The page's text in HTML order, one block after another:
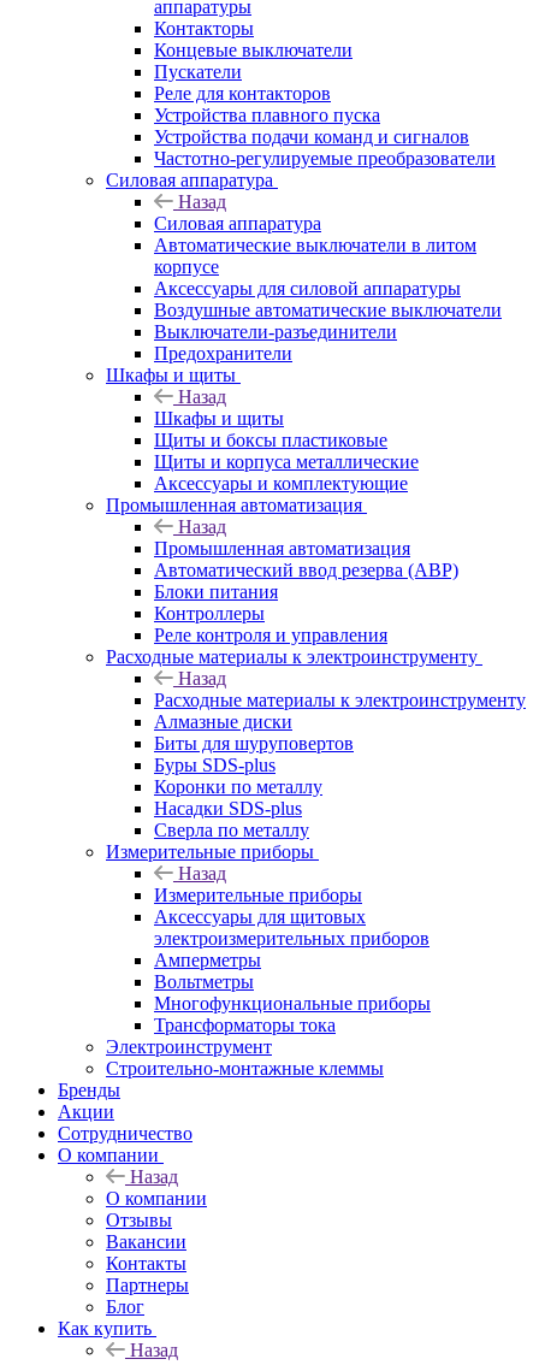
аппаратуры
Контакторы
Концевые выключатели
Пускатели
Реле для контакторов
Устройства плавного пуска
Устройства подачи команд и сигналов
Частотно-регулируемые преобразователи
Силовая аппаратура
Назад
Силовая аппаратура
Автоматические выключатели в литом
корпусе
Аксессуары для силовой аппаратуры
Воздушные автоматические выключатели
Выключатели-разъединители
Предохранители
Шкафы и щиты
Назад
Шкафы и щиты
Щиты и боксы пластиковые
Щиты и корпуса металлические
Аксессуары и комплектующие
Промышленная автоматизация
Назад
Промышленная автоматизация
Автоматический ввод резерва (АВР)
Блоки питания
Контроллеры
Реле контроля и управления
Расходные материалы к электроинструменту
Назад
Расходные материалы к электроинструменту
Алмазные диски
Биты для шуруповертов
Буры SDS-plus
Коронки по металлу
Насадки SDS-plus
Сверла по металлу
Измерительные приборы
Назад
Измерительные приборы
Аксессуары для щитовых
электроизмерительных приборов
Амперметры
Вольтметры
Многофункциональные приборы
Трансформаторы тока
Электроинструмент
Строительно-монтажные клеммы
Бренды
Акции
Сотрудничество
О компании
Назад
О компании
Отзывы
Вакансии
Контакты
Партнеры
Блог
Как купить
Назад